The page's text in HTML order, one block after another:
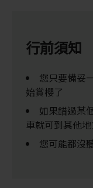
行前須知
您只要備妥
始賞櫻了
如果錯過某
車就可到其他
您可能都沒